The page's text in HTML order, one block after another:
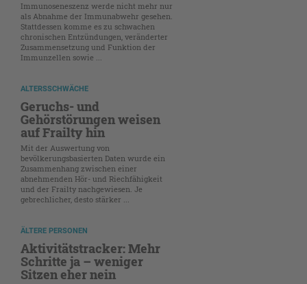
Immunoseneszenz werde nicht mehr nur
als Abnahme der Immunabwehr gesehen.
Stattdessen komme es zu schwachen
chronischen Entzündungen, veränderter
Zusammensetzung und Funktion der
Immunzellen sowie ...
ALTERSSCHWÄCHE
Geruchs- und
Gehörstörungen weisen
auf Frailty hin
Mit der Auswertung von
bevölkerungsbasierten Daten wurde ein
Zusammenhang zwischen einer
abnehmenden Hör- und Riechfähigkeit
und der Frailty nachgewiesen. Je
gebrechlicher, desto stärker ...
ÄLTERE PERSONEN
Aktivitätstracker: Mehr
Schritte ja – weniger
Sitzen eher nein